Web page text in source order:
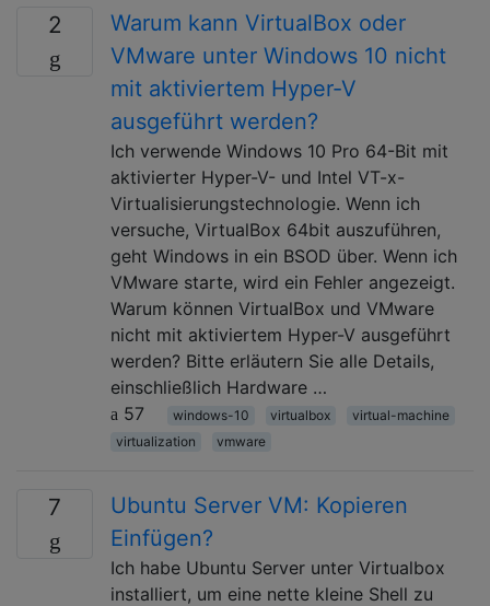
2
Warum kann VirtualBox oder
VMware unter Windows 10 nicht
mit aktiviertem Hyper-V
ausgeführt werden?
Ich verwende Windows 10 Pro 64-Bit mit
aktivierter Hyper-V- und Intel VT-x-
Virtualisierungstechnologie. Wenn ich
versuche, VirtualBox 64bit auszuführen,
geht Windows in ein BSOD über. Wenn ich
VMware starte, wird ein Fehler angezeigt.
Warum können VirtualBox und VMware
nicht mit aktiviertem Hyper-V ausgeführt
werden? Bitte erläutern Sie alle Details,
einschließlich Hardware …
57
windows-10 virtualbox
virtual-machine
virtualization
vmware
7
Ubuntu Server VM: Kopieren
Einfügen?
Ich habe Ubuntu Server unter Virtualbox
installiert, um eine nette kleine Shell zu